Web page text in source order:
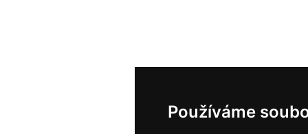
Používáme